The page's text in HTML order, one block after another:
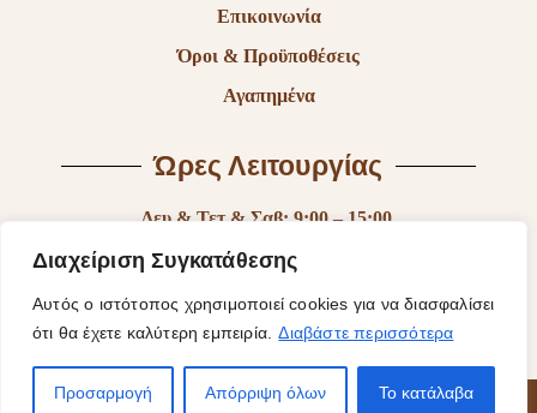
Διαχείριση Συγκατάθεσης
Αυτός ο ιστότοπος χρησιμοποιεί cookies για να διασφαλίσει
ότι θα έχετε καλύτερη εμπειρία. Διαβάστε περισσότερα
Προσαρμογή Απόρριψη όλων Το κατάλαβα
Επικοινωνία
Όροι & Προϋποθέσεις
Αγαπημένα
Ώρες Λειτουργίας
Δευ & Τετ & Σαβ: 9:00 – 15:00
Τρι & Παρ: 9:00 – 14:30 & 17:30-21:00
Πεμ: 9:00-18:00
Κυρ: Κλειστά